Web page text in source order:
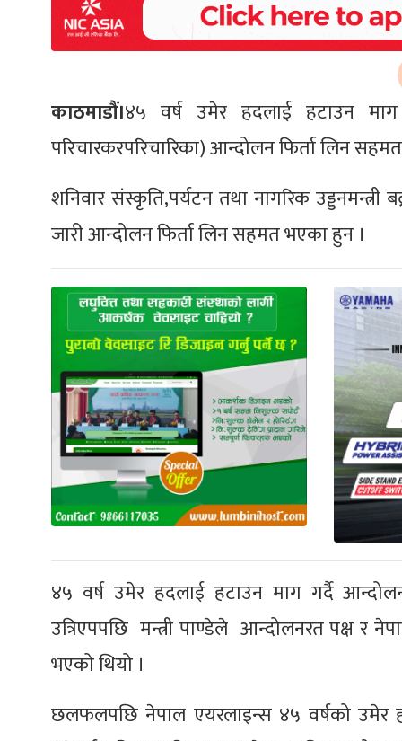
काठमाडौं।४५ वर्ष उमेर हदलाई हटाउन
परिचारकरपरिचारिका) आन्दोलन फिर्ता लिन
शनिवार संस्कृति,पर्यटन तथा नागरिक
जारी आन्दोलन फिर्ता लिन सहमत भएका हुन ।
४५ वर्ष उमेर हदलाई हटाउन माग गर्दै
उत्रिएपपछि मन्त्री पाण्डेले आन्दोलनरत पक्ष र
भएको थियो ।
छलफलपछि नेपाल एयरलाइन्स ४५ वर्षको उमेर